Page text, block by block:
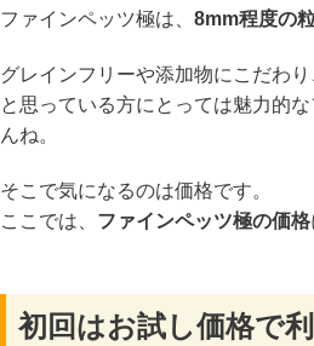
ファインペッツ極は、 8mm程度の
グレインフリーや添加物にこだわ
と思っている方にとっては魅力的
んね。
そこで気になるのは価格です。
ここでは、 ファインペッツ極の価格
初回はお試し価格で